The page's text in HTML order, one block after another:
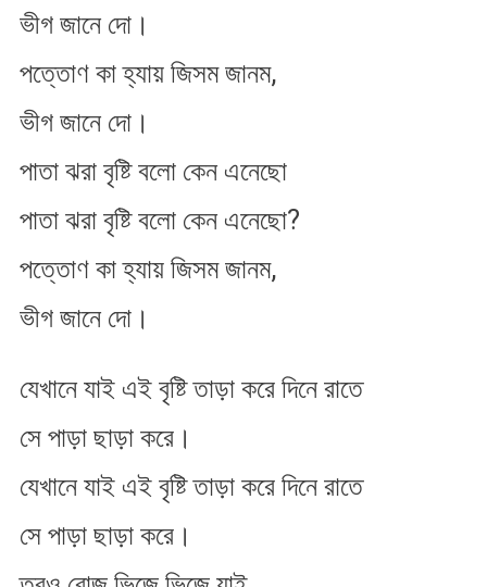
ভীগ জানে দো।
পত্তোণ কা হ্যায় জিসম জানম,
ভীগ জানে দো।
পাতা ঝরা বৃষ্টি বলো কেন এনেছো
পাতা ঝরা বৃষ্টি বলো কেন এনেছো?
পত্তোণ কা হ্যায় জিসম জানম,
ভীগ জানে দো।
যেখানে যাই এই বৃষ্টি তাড়া করে দিনে রাতে
সে পাড়া ছাড়া করে।
যেখানে যাই এই বৃষ্টি তাড়া করে দিনে রাতে
সে পাড়া ছাড়া করে।